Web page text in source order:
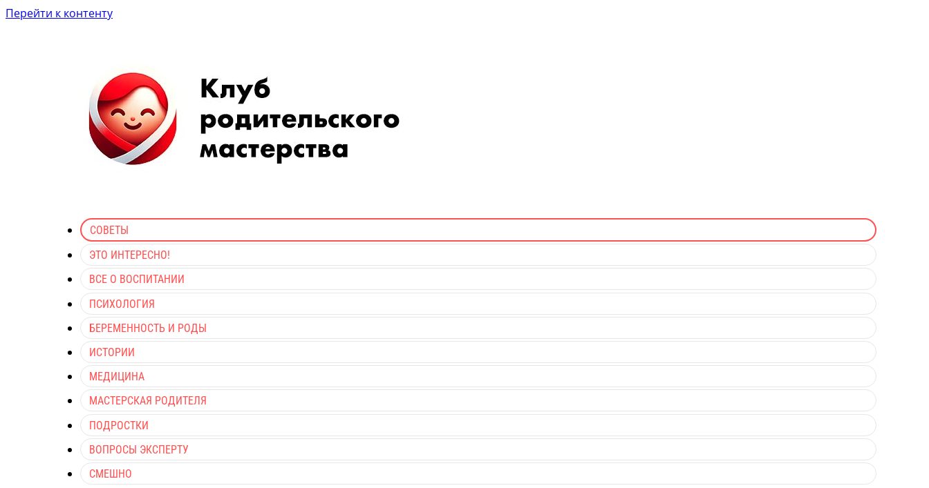
Перейти к контенту
СОВЕТЫ
ЭТО ИНТЕРЕСНО!
ВСЕ О ВОСПИТАНИИ
ПСИХОЛОГИЯ
БЕРЕМЕННОСТЬ И РОДЫ
ИСТОРИИ
МЕДИЦИНА
МАСТЕРСКАЯ РОДИТЕЛЯ
ПОДРОСТКИ
ВОПРОСЫ ЭКСПЕРТУ
СМЕШНО